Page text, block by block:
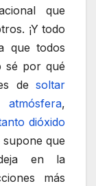
que
¡Y todo
que todos
sé por qué
de soltar
,
dióxido
supone que
en la
más